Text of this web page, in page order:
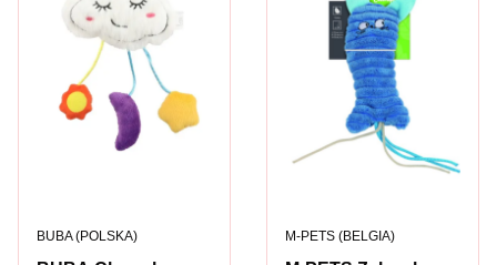
PRODUCENT
BUBA (POLSKA) PRODUCENT
M-PETS (BELGIA)